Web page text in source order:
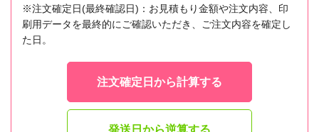
※注文確定日(最終確認日)：お見積もり金額や注文内容、印
刷用データを最終的にご確認いただき、ご注文内容を確定し
た日。
注文確定日から計算する